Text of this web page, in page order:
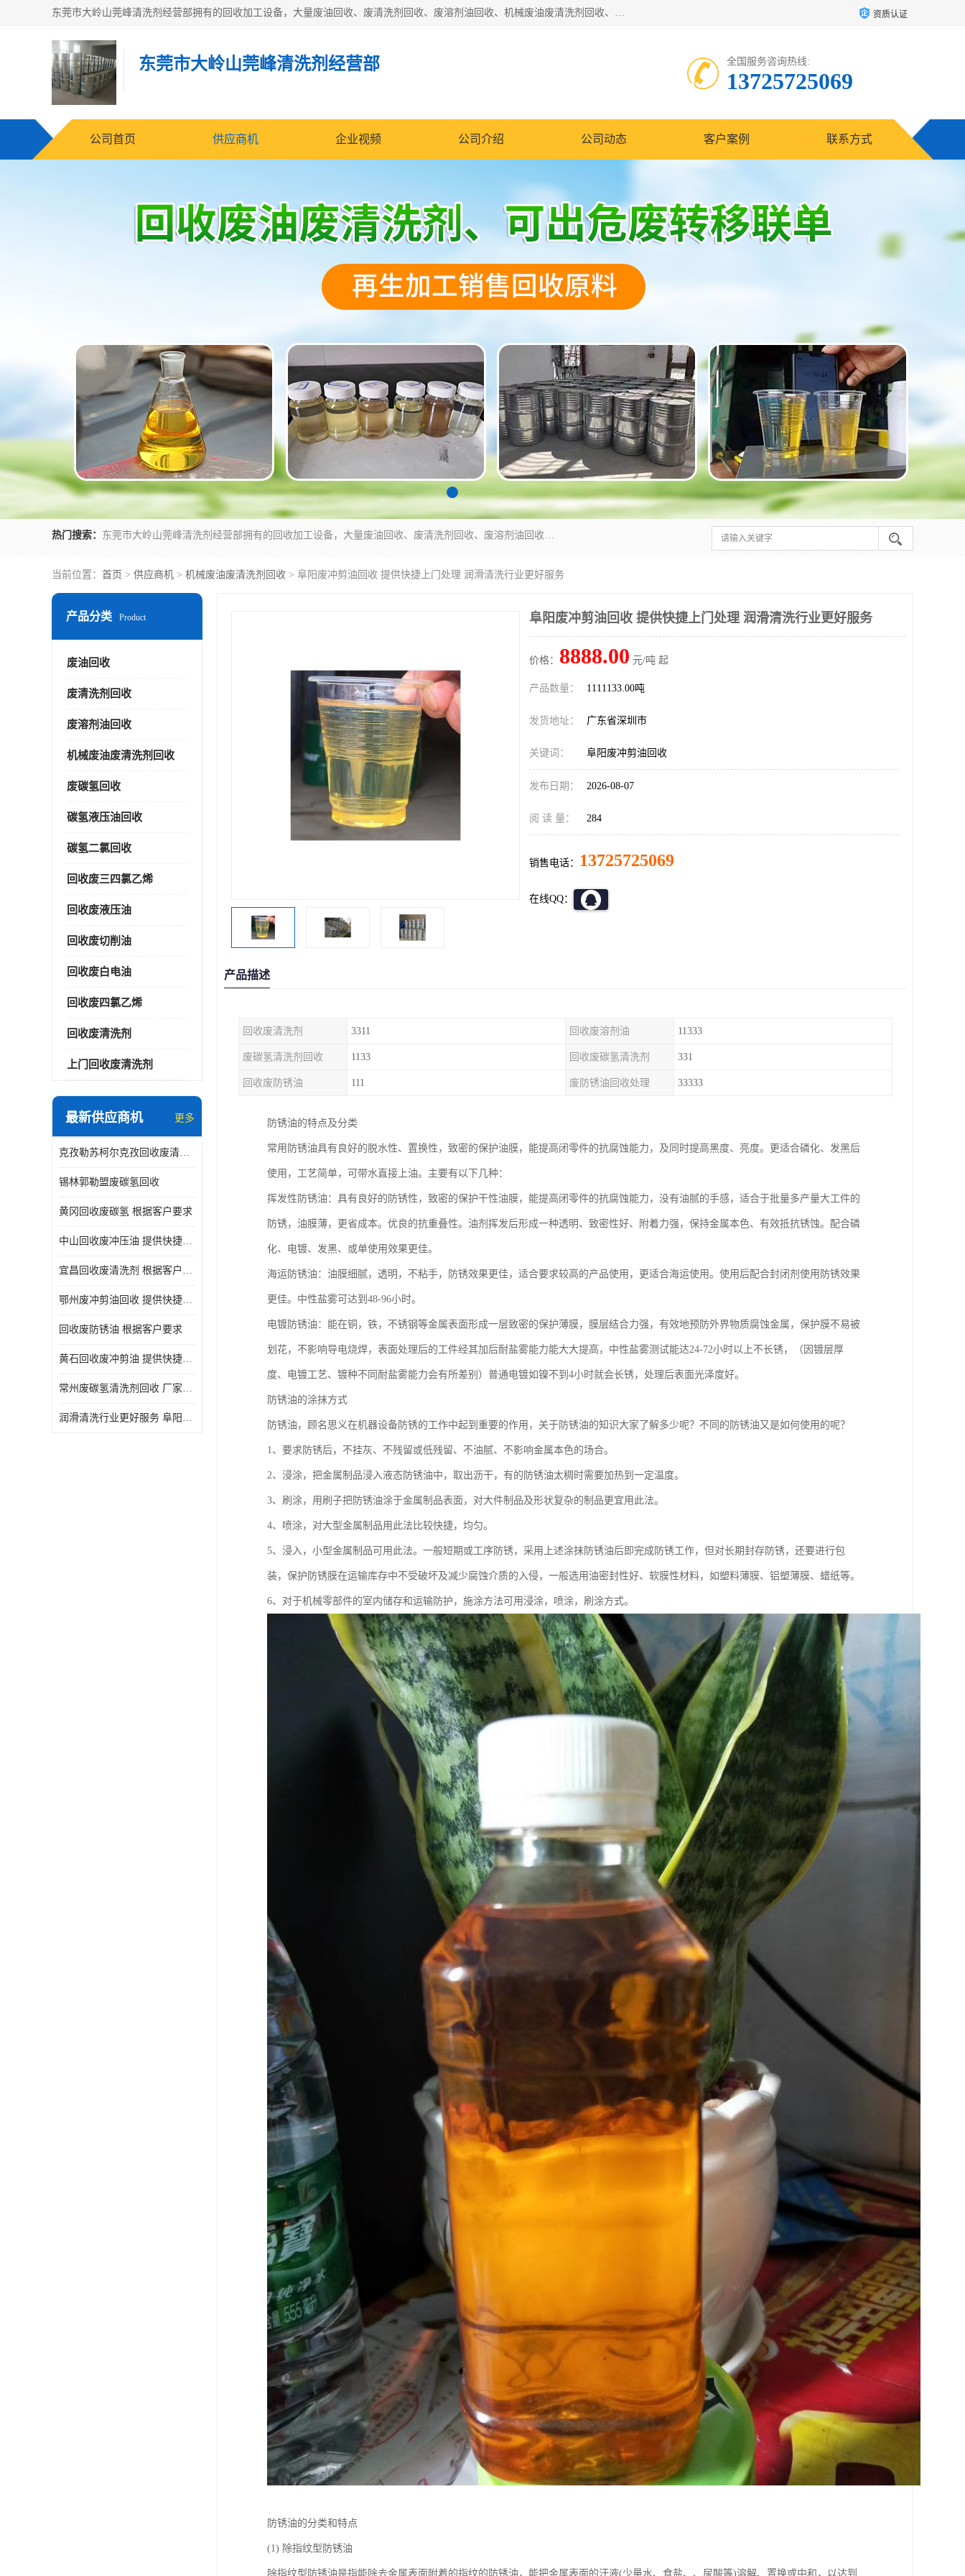
东莞市大岭山莞峰清洗剂经营部拥有的回收加工设备，大量废油回收、废清洗剂回收、废溶剂油回收、机械废油废清洗剂回收、废碳氢回收、碳氢液压油回收、碳氢二氯回收等废清洗剂处理；我们只是提供废旧化工原料的循环使用存放点，执行正规的存放，有正规的回收资质处理。同时我们公司批发零售回收级清洗剂，脱模油再生基础油，质量保证。 资质认证
东莞市大岭山莞峰清洗剂经营部 全国服务咨询热线:
13725725069
公司首页 供应商机 企业视频 公司介绍 公司动态 客户案例 联系方式
热门搜索： 东莞市大岭山莞峰清洗剂经营部拥有的回收加工设备，大量废油回收、废清洗剂回收、废溶剂油回收、机械废油废清洗剂回收、废碳氢回收、碳氢液压油回收、碳氢二氯回收等废清洗剂处理；我们只是提供废旧化工原料的循环使用存放点，执行正规的存放，有正规的回收资质处理。同时我们公司批发零售回收级清洗剂，脱模油再生基础油，质量保证。
当前位置： 首页 > 供应商机 > 机械废油废清洗剂回收 > 阜阳废冲剪油回收 提供快捷上门处理 润滑清洗行业更好服务
产品分类 Product
废油回收
废清洗剂回收
废溶剂油回收
机械废油废清洗剂回收
废碳氢回收
碳氢液压油回收
碳氢二氯回收
回收废三四氯乙烯
回收废液压油
回收废切削油
回收废白电油
回收废四氯乙烯
回收废清洗剂
上门回收废清洗剂
最新供应商机 更多
克孜勒苏柯尔克孜回收废清洗剂
锡林郭勒盟废碳氢回收
黄冈回收废碳氢 根据客户要求
中山回收废冲压油 提供快捷上门处理
宜昌回收废清洗剂 根据客户要求
鄂州废冲剪油回收 提供快捷上门处理
回收废防锈油 根据客户要求
黄石回收废冲剪油 提供快捷上门处理
常州废碳氢清洗剂回收 厂家价格
润滑清洗行业更好服务 阜阳回收废防锈油
阜阳废冲剪油回收 提供快捷上门处理 润滑清洗行业更好服务
价格： 8888.00 元/吨 起
产品数量： 1111133.00吨
发货地址： 广东省深圳市
关键词： 阜阳废冲剪油回收
发布日期： 2026-08-07
阅 读 量： 284
销售电话： 13725725069
在线QQ：
产品描述
回收废清洗剂 3311 回收废溶剂油 11333
废碳氢清洗剂回收 1133 回收废碳氢清洗剂 331
回收废防锈油 111 废防锈油回收处理 33333
防锈油的特点及分类
常用防锈油具有良好的脱水性、置换性，致密的保护油膜，能提高闭零件的抗腐蚀能力，及同时提高黑度、亮度。更适合磷化、发黑后
使用，工艺简单，可带水直接上油。主要有以下几种：
挥发性防锈油：具有良好的防锈性，致密的保护干性油膜，能提高闭零件的抗腐蚀能力，没有油腻的手感，适合于批量多产量大工件的
防锈，油膜薄，更省成本。优良的抗重叠性。油剂挥发后形成一种透明、致密性好、附着力强，保持金属本色、有效抵抗锈蚀。配合磷
化、电镀、发黑、或单使用效果更佳。
海运防锈油：油膜细腻，透明，不粘手，防锈效果更佳，适合要求较高的产品使用，更适合海运使用。使用后配合封闭剂使用防锈效果
更佳。中性盐雾可达到48-96小时。
电镀防锈油：能在铜，铁，不锈钢等金属表面形成一层致密的保护薄膜，膜层结合力强，有效地预防外界物质腐蚀金属，保护膜不易被
划花，不影响导电烧焊，表面处理后的工件经其加后耐盐雾能力能大大提高，中性盐雾测试能达24-72小时以上不长锈，（因镀层厚
度、电镀工艺、镀种不同耐盐雾能力会有所差别）普通电镀如镍不到4小时就会长锈，处理后表面光泽度好。
防锈油的涂抹方式
防锈油，顾名思义在机器设备防锈的工作中起到重要的作用，关于防锈油的知识大家了解多少呢？不同的防锈油又是如何使用的呢？
1、要求防锈后，不挂灰、不残留或低残留、不油腻、不影响金属本色的场合。
2、浸涂，把金属制品浸入液态防锈油中，取出沥干，有的防锈油太稠时需要加热到一定温度。
3、刷涂，用刷子把防锈油涂于金属制品表面，对大件制品及形状复杂的制品更宜用此法。
4、喷涂，对大型金属制品用此法比较快捷，均匀。
5、浸入，小型金属制品可用此法。一般短期或工序防锈，采用上述涂抹防锈油后即完成防锈工作，但对长期封存防锈，还要进行包
装，保护防锈膜在运输库存中不受破坏及减少腐蚀介质的入侵，一般选用油密封性好、软膜性材料，如塑料薄膜、铝塑薄膜、蜡纸等。
6、对于机械零部件的室内储存和运输防护，施涂方法可用浸涂，喷涂，刷涂方式。
防锈油的分类和特点
(1) 除指纹型防锈油
除指纹型防锈油是指能除去金属表面附着的指纹的防锈油，能把金属表面的汗液(少量水、食盐、、尿酸等)溶解、置换或中和，以达到